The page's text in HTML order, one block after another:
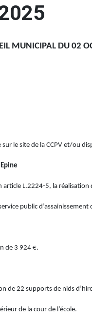
MUNICIPAL DU 02
le site de la CCPV et/ou
L.2224-5, la
public d’assainissement
de 3 924 €.
de 22 supports de nids
de la cour de l’école.